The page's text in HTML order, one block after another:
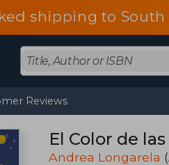
shipping to
Reviews
El Color de
Andrea Longarela